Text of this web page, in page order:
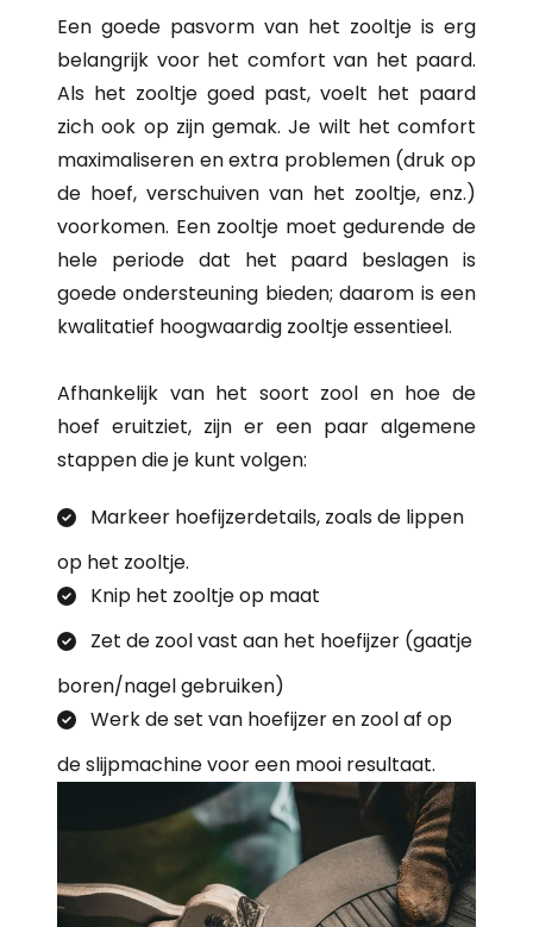
Een goede pasvorm van het zooltje is erg
belangrijk voor het comfort van het paard.
Als het zooltje goed past, voelt het paard
zich ook op zijn gemak. Je wilt het comfort
maximaliseren en extra problemen (druk op
de hoef, verschuiven van het zooltje, enz.)
voorkomen. Een zooltje moet gedurende de
hele periode dat het paard beslagen is
goede ondersteuning bieden; daarom is een
kwalitatief hoogwaardig zooltje essentieel.
Afhankelijk van het soort zool en hoe de
hoef eruitziet, zijn er een paar algemene
stappen die je kunt volgen:
Markeer hoefijzerdetails, zoals de lippen
op het zooltje.
Knip het zooltje op maat
Zet de zool vast aan het hoefijzer (gaatje
boren/nagel gebruiken)
Werk de set van hoefijzer en zool af op
de slijpmachine voor een mooi resultaat.